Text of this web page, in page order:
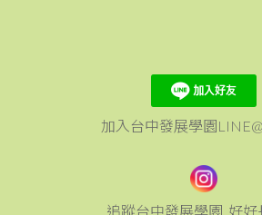
加入台中發展學園
追蹤台中發展學園_好好